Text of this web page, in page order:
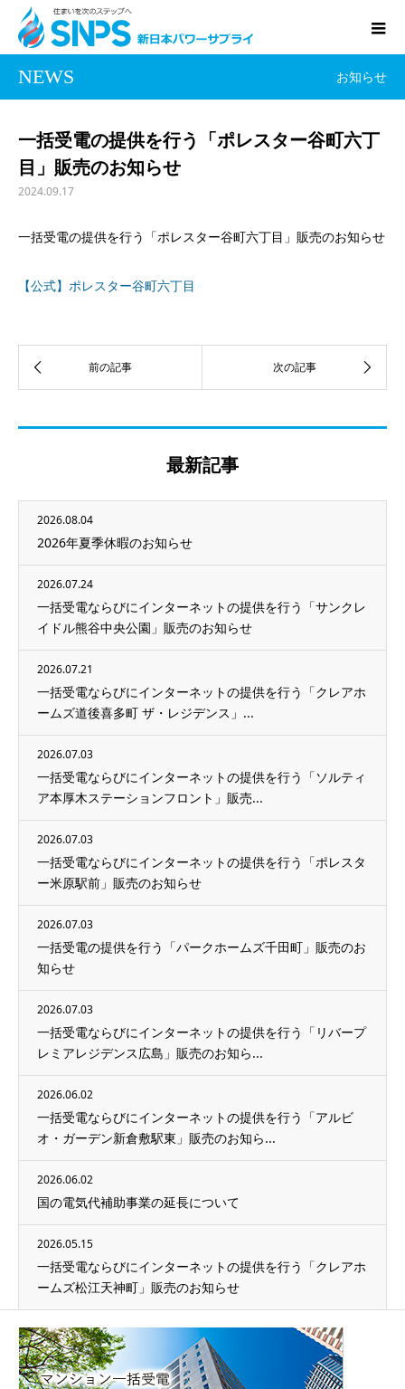
NEWS お知らせ
一括受電の提供を行う「ポレスター谷町六丁
目」販売のお知らせ
2024.09.17
一括受電の提供を行う「ポレスター谷町六丁目」販売のお知らせ
【公式】ポレスター谷町六丁目
最新記事
2026.08.04
2026年夏季休暇のお知らせ
2026.07.24
一括受電ならびにインターネットの提供を行う「サンクレ
イドル熊谷中央公園」販売のお知らせ
2026.07.21
一括受電ならびにインターネットの提供を行う「クレアホ
ームズ道後喜多町 ザ・レジデンス」...
2026.07.03
一括受電ならびにインターネットの提供を行う「ソルティ
ア本厚木ステーションフロント」販売...
2026.07.03
一括受電ならびにインターネットの提供を行う「ポレスタ
ー米原駅前」販売のお知らせ
2026.07.03
一括受電の提供を行う「パークホームズ千田町」販売のお
知らせ
2026.07.03
一括受電ならびにインターネットの提供を行う「リバープ
レミアレジデンス広島」販売のお知ら...
2026.06.02
一括受電ならびにインターネットの提供を行う「アルビ
オ・ガーデン新倉敷駅東」販売のお知ら...
2026.06.02
国の電気代補助事業の延長について
2026.05.15
一括受電ならびにインターネットの提供を行う「クレアホ
ームズ松江天神町」販売のお知らせ